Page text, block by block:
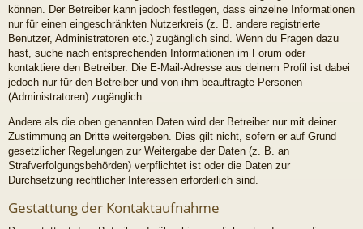
können. Der Betreiber kann jedoch festlegen, dass einzelne Informationen
nur für einen eingeschränkten Nutzerkreis (z. B. andere registrierte
Benutzer, Administratoren etc.) zugänglich sind. Wenn du Fragen dazu
hast, suche nach entsprechenden Informationen im Forum oder
kontaktiere den Betreiber. Die E-Mail-Adresse aus deinem Profil ist dabei
jedoch nur für den Betreiber und von ihm beauftragte Personen
(Administratoren) zugänglich.
Andere als die oben genannten Daten wird der Betreiber nur mit deiner
Zustimmung an Dritte weitergeben. Dies gilt nicht, sofern er auf Grund
gesetzlicher Regelungen zur Weitergabe der Daten (z. B. an
Strafverfolgungsbehörden) verpflichtet ist oder die Daten zur
Durchsetzung rechtlicher Interessen erforderlich sind.
Gestattung der Kontaktaufnahme